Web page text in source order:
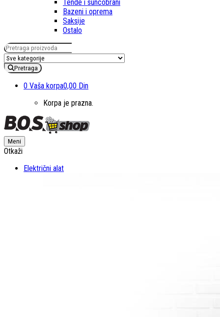
Tende i suncobrani
Bazeni i oprema
Saksije
Ostalo
Pretraga za:
Pretraga
0 Vaša korpa0,00 Din
Korpa je prazna.
Meni
Otkaži
Električni alat